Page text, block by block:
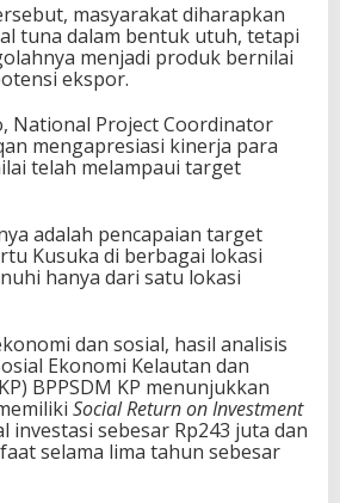
masyarakat diharapkan
tuna dalam bentuk utuh, tetapi
menjadi produk bernilai
ekspor.
National Project Coordinator
mengapresiasi kinerja para
telah melampaui target
adalah pencapaian target
Kusuka di berbagai lokasi
hanya dari satu lokasi
dan sosial, hasil analisis
Ekonomi Kelautan dan
BPPSDM KP menunjukkan
Social Return on Investment
investasi sebesar Rp243 juta dan
selama lima tahun sebesar